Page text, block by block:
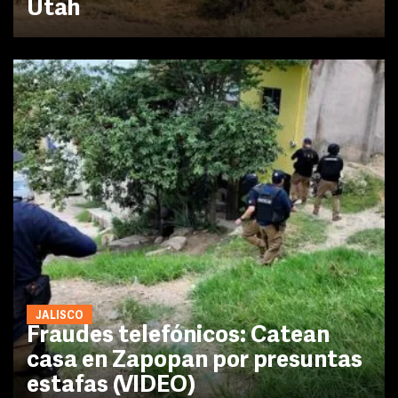
Utah
JALISCO
Fraudes telefónicos: Catean
casa en Zapopan por presuntas
estafas (VIDEO)